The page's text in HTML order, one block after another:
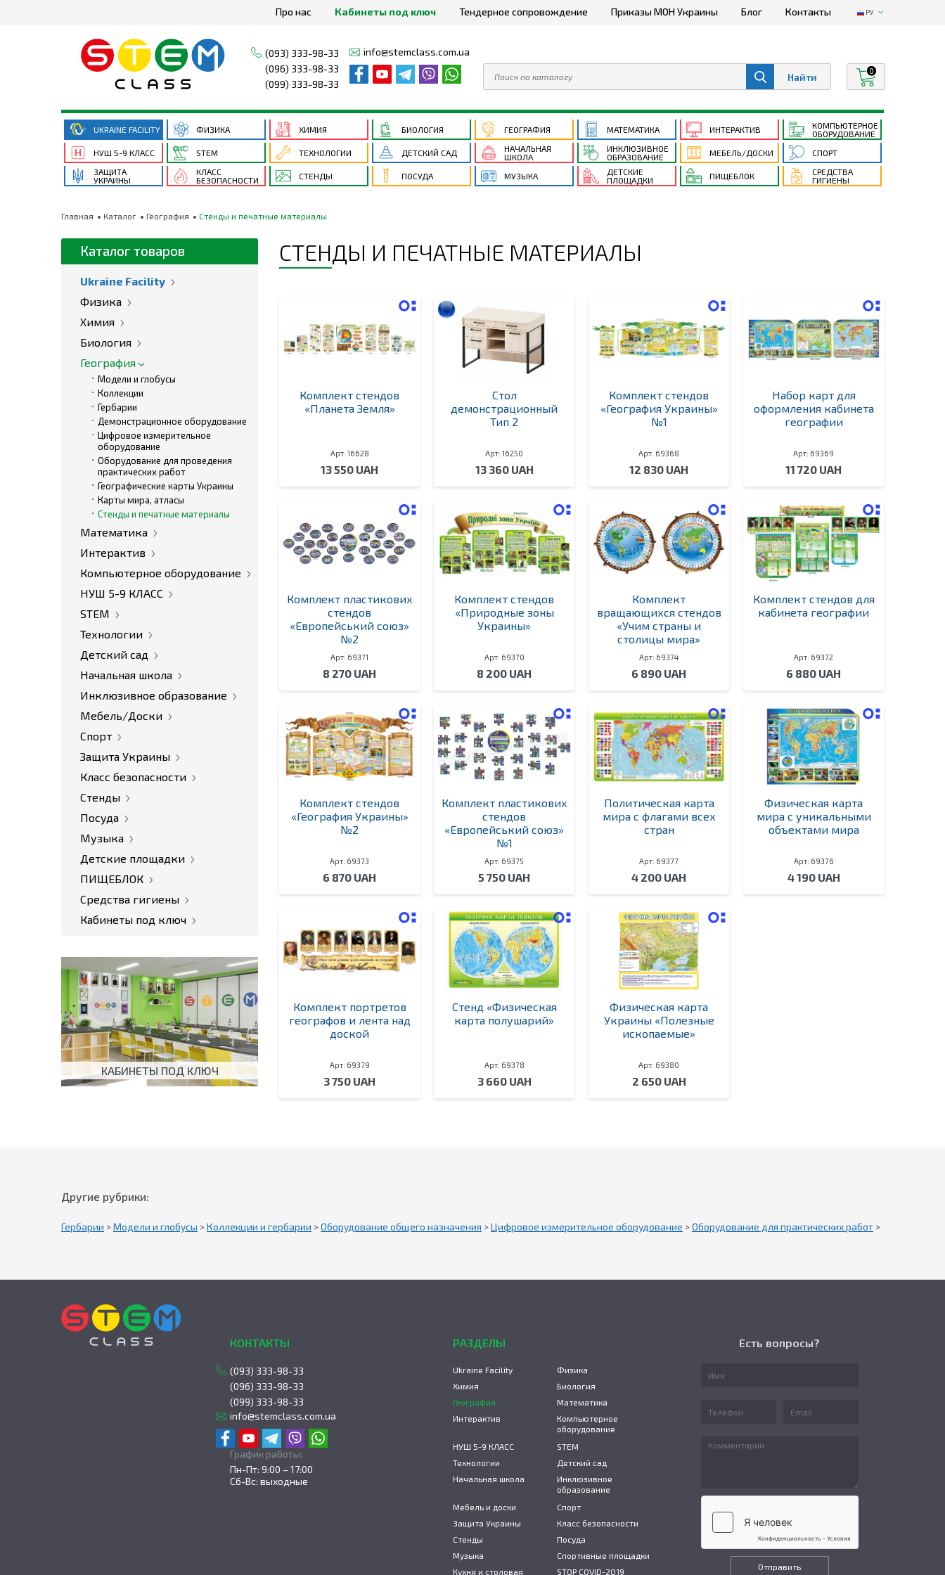
Про нас Кабинеты под ключ Тендерное сопровождение Приказы МОН Украины Блог Контакты РУ
(093) 333-98-33
(096) 333-98-33
(099) 333-98-33
info@stemclass.com.ua
0
UKRAINE FACILITY ФИЗИКА ХИМИЯ БИОЛОГИЯ ГЕОГРАФИЯ МАТЕМАТИКА ИНТЕРАКТИВ
КОМПЬЮТЕРНОЕ
ОБОРУДОВАНИЕ
НУШ 5-9 КЛАСС
STEM ТЕХНОЛОГИИ ДЕТСКИЙ САД
НАЧАЛЬНАЯ
ШКОЛА
ИНКЛЮЗИВНОЕ
ОБРАЗОВАНИЕ
МЕБЕЛЬ/ДОСКИ
СПОРТ
ЗАЩИТА
УКРАИНЫ
КЛАСС
БЕЗОПАСНОСТИ
СТЕНДЫ ПОСУДА МУЗЫКА
ДЕТСКИЕ
ПЛОЩАДКИ
ПИЩЕБЛОК
СРЕДСТВА
ГИГИЕНЫ
Главная Каталог География Стенды и печатные материалы
Каталог товаров
Ukraine Facility
Физика
Химия
Биология
География
Модели и глобусы
Коллекции
Гербарии
Демонстрационное оборудование
Цифровое измерительное
оборудование
Оборудование для проведения
практических работ
Географические карты Украины
Карты мира, атласы
Стенды и печатные материалы
Математика
Интерактив
Компьютерное оборудование
НУШ 5-9 КЛАСС
STEM
Технологии
Детский сад
Начальная школа
Инклюзивное образование
Мебель/Доски
Спорт
Защита Украины
Класс безопасности
Стенды
Посуда
Музыка
Детские площадки
ПИЩЕБЛОК
Средства гигиены
Кабинеты под ключ
КАБИНЕТЫ ПОД КЛЮЧ
СТЕНДЫ И ПЕЧАТНЫЕ МАТЕРИАЛЫ
Комплект стендов
«Планета Земля»
Арт: 16628
13 550 UAH
Стол
демонстрационный
Тип 2
Арт: 16250
13 360 UAH
Комплект стендов
«География Украины»
№1
Арт: 69368
12 830 UAH
Набор карт для
оформления кабинета
географии
Арт: 69369
11 720 UAH
Комплект пластикових
стендов
«Европейський союз»
№2
Арт: 69371
8 270 UAH
Комплект стендов
«Природные зоны
Украины»
Арт: 69370
8 200 UAH
Комплект
вращающихся стендов
«Учим страны и
столицы мира»
Арт: 69374
6 890 UAH
Комплект стендов для
кабинета географии
Арт: 69372
6 880 UAH
Комплект стендов
«География Украины»
№2
Арт: 69373
6 870 UAH
Комплект пластикових
стендов
«Европейський союз»
№1
Арт: 69375
5 750 UAH
Политическая карта
мира с флагами всех
стран
Арт: 69377
4 200 UAH
Физическая карта
мира с уникальными
объектами мира
Арт: 69376
4 190 UAH
Комплект портретов
географов и лента над
доской
Арт: 69379
3 750 UAH
Стенд «Физическая
карта полушарий»
Арт: 69378
3 660 UAH
Физическая карта
Украины «Полезные
ископаемые»
Арт: 69380
2 650 UAH
Другие рубрики:
Гербарии >Модели и глобусы >Коллекции и гербарии >Оборудование общего назначения >Цифровое измерительное оборудование >Оборудование для практических работ >
КОНТАКТЫ
(093) 333-98-33
(096) 333-98-33
(099) 333-98-33
info@stemclass.com.ua
График работы:
Пн-Пт: 9:00 – 17:00
Сб-Вс: выходные
РАЗДЕЛЫ
Ukraine Facility
Физика
Химия
Биология
География
Математика
Интерактив
Компьютерное
оборудование
НУШ 5-9 КЛАСС
STEM
Технологии
Детский сад
Начальная школа
Инклюзивное
образование
Мебель и доски
Спорт
Защита Украины
Класс безопасности
Стенды
Посуда
Музыка
Спортивные площадки
Кухня и столовая
STOP COVID-2019
Есть вопросы?